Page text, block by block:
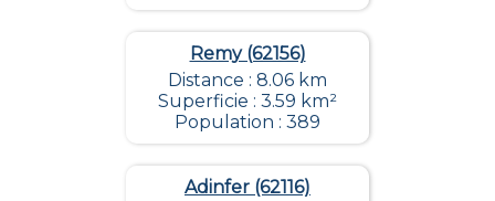
Remy (62156)
Distance : 8.06 km
Superficie : 3.59 km²
Population : 389
Adinfer (62116)